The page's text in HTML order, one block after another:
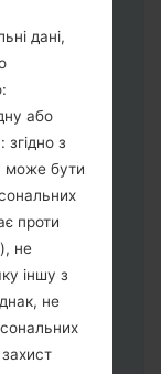
5 файл
Operator"
Region &
Odin 3.
та
випадку
для
у
дані,
або
з
може бути
проти
не
іншу з
не